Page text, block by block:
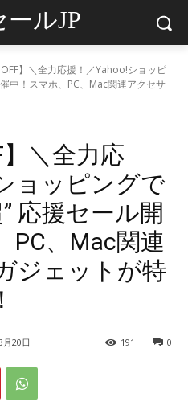
ールJP
】＼全力応援！／Yahoo!ショッピ
中！スマホ、PC、Mac関連アクセサ
】＼全力応
ョッピングで
応援セール開
PC、Mac関連
ジェットが特
月20日 0
191